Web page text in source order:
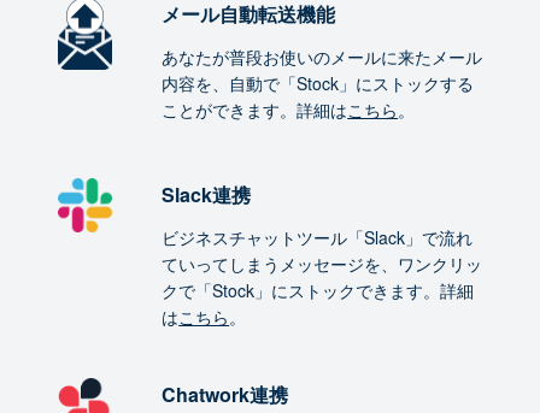
メール自動転送機能
あなたが普段お使いのメールに来たメール
内容を、自動で「Stock」にストックする
ことができます。詳細はこちら。
Slack連携
ビジネスチャットツール「Slack」で流れ
ていってしまうメッセージを、ワンクリッ
クで「Stock」にストックできます。詳細
はこちら。
Chatwork連携